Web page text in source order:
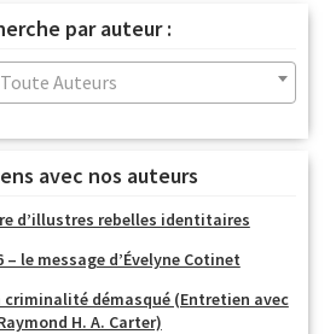
par auteur :
Toute Auteurs
avec nos auteurs
d’illustres rebelles identitaires
le message d’Évelyne Cotinet
criminalité démasqué (Entretien avec
H. A. Carter)